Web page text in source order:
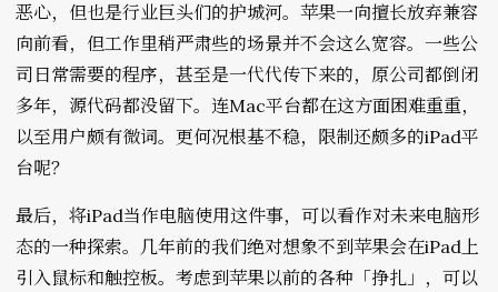
恶心，但也是行业巨头们的护城河。苹果一向擅长放弃兼容
向前看，但工作里稍严肃些的场景并不会这么宽容。一些公
司日常需要的程序，甚至是一代代传下来的，原公司都倒闭
多年，源代码都没留下。连Mac平台都在这方面困难重重，
以至用户颇有微词。更何况根基不稳，限制还颇多的iPad平
台呢？
最后，将iPad当作电脑使用这件事，可以看作对未来电脑形
态的一种探索。几年前的我们绝对想象不到苹果会在iPad上
引入鼠标和触控板。考虑到苹果以前的各种「挣扎」，可以